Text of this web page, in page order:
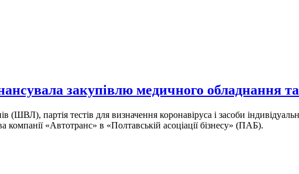
закупівлю медичного обладнання
(ШВЛ), партія тестів для визначення коронавіруса і засоби
«Автотранс» в «Полтавській асоціації бізнесу» (ПАБ).